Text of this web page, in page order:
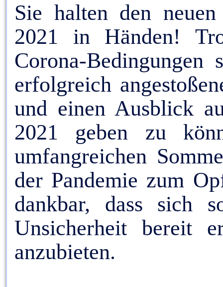
Sie halten den
2021 in Händen!
Corona-
erfolgreich
und einen Ausblick
2021 geben zu
umfangreichen
der Pandemie zum
dankbar, dass sich
Unsicherheit bereit
anzubieten.